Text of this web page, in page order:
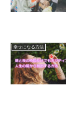
幸せになる方法